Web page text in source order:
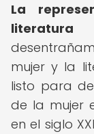
La
mujer y la
listo para
de la mujer
en el siglo